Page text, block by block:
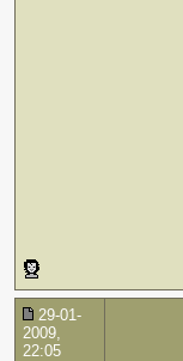
29-01-
2009,
22:05